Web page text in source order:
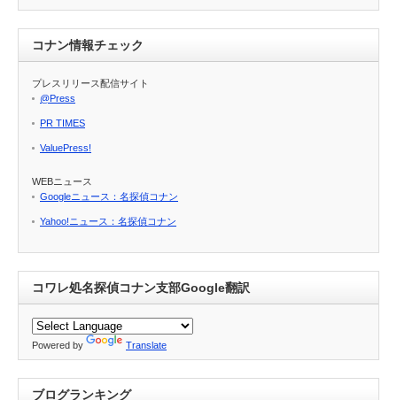
コナン情報チェック
プレスリリース配信サイト
@Press
PR TIMES
ValuePress!
WEBニュース
Googleニュース：名探偵コナン
Yahoo!ニュース：名探偵コナン
コワレ処名探偵コナン支部Google翻訳
Powered by Translate
ブログランキング